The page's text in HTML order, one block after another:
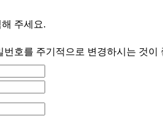
주세요.
호를 주기적으로 변경하시는 것이